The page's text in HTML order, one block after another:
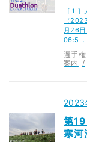
［１
（
月26
06:5…
選手権
案内
2023
第
寒河